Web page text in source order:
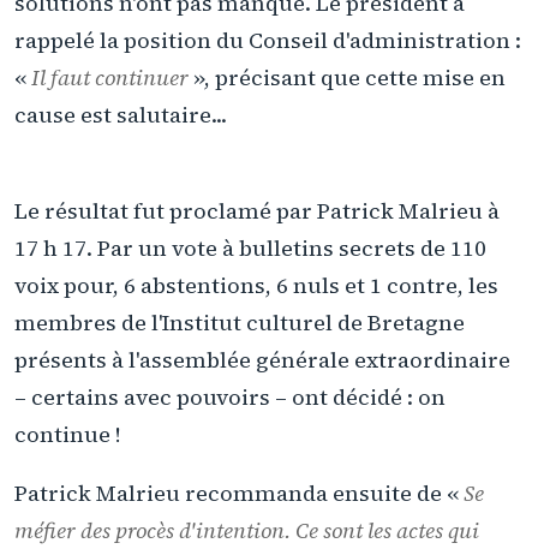
rappelé la position du Conseil d'administration :
«Il faut continuer », précisant que cette mise en
cause est salutaire...
Le résultat fut proclamé par Patrick Malrieu à
17 h 17. Par un vote à bulletins secrets de 110
voix pour, 6 abstentions, 6 nuls et 1 contre, les
membres de l'Institut culturel de Bretagne
présents à l'assemblée générale extraordinaire
– certains avec pouvoirs – ont décidé : on
continue !
Patrick Malrieu recommanda ensuite de «Se
méfier des procès d'intention. Ce sont les actes qui